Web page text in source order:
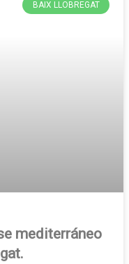
BAIX LLOBREGAT
mediterráneo